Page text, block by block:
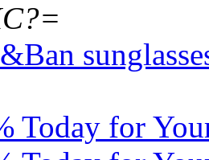
Today for